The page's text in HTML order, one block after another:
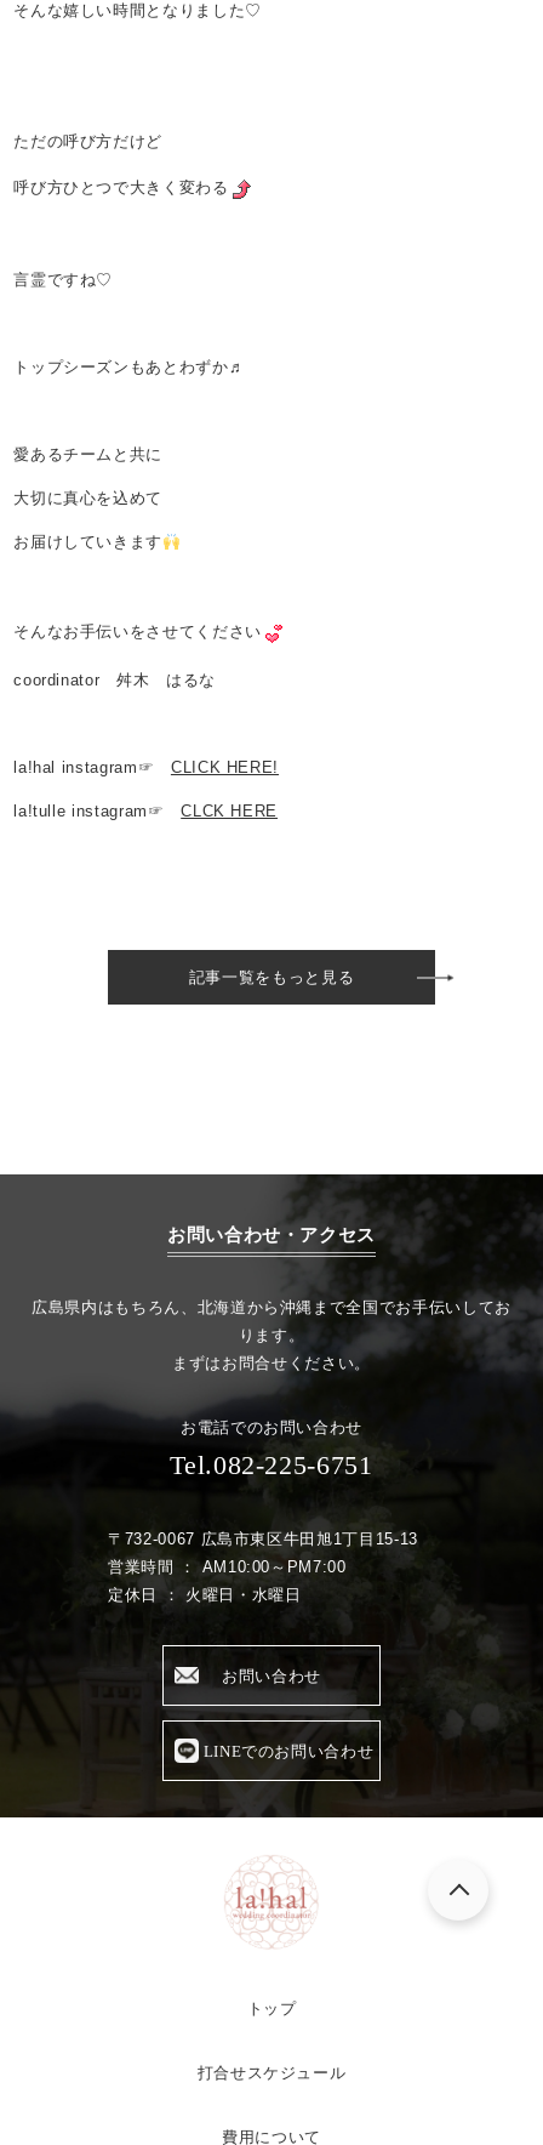
そんな嬉しい時間となりました♡
ただの呼び方だけど
呼び方ひとつで大きく変わる
言霊ですね♡
トップシーズンもあとわずか♬
愛あるチームと共に
大切に真心を込めて
お届けしていきます
そんなお手伝いをさせてください
coordinator 舛木 はるな
la!hal instagram☞ CLICK HERE!
la!tulle instagram☞CLCK HERE
記事一覧をもっと見る
お問い合わせ・アクセス
広島県内はもちろん、北海道から沖縄まで全国でお手伝いしてお
ります。
まずはお問合せください。
お電話でのお問い合わせ
Tel.082-225-6751
〒732-0067 広島市東区牛田旭1丁目15-13
営業時間 ： AM10:00～PM7:00
定休日 ： 火曜日・水曜日
お問い合わせ
LINEでのお問い合わせ
トップ
打合せスケジュール
費用について